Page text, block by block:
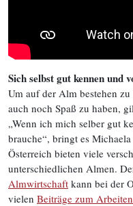
Sich selbst gut kennen und
Um auf der Alm bestehen
auch noch Spaß zu haben,
„Wenn ich mich selber gut
brauche“, bringt es
Österreich bieten viele
unterschiedlichen Almen.
Almwirtschaft kann bei der
vielen Beiträge zum